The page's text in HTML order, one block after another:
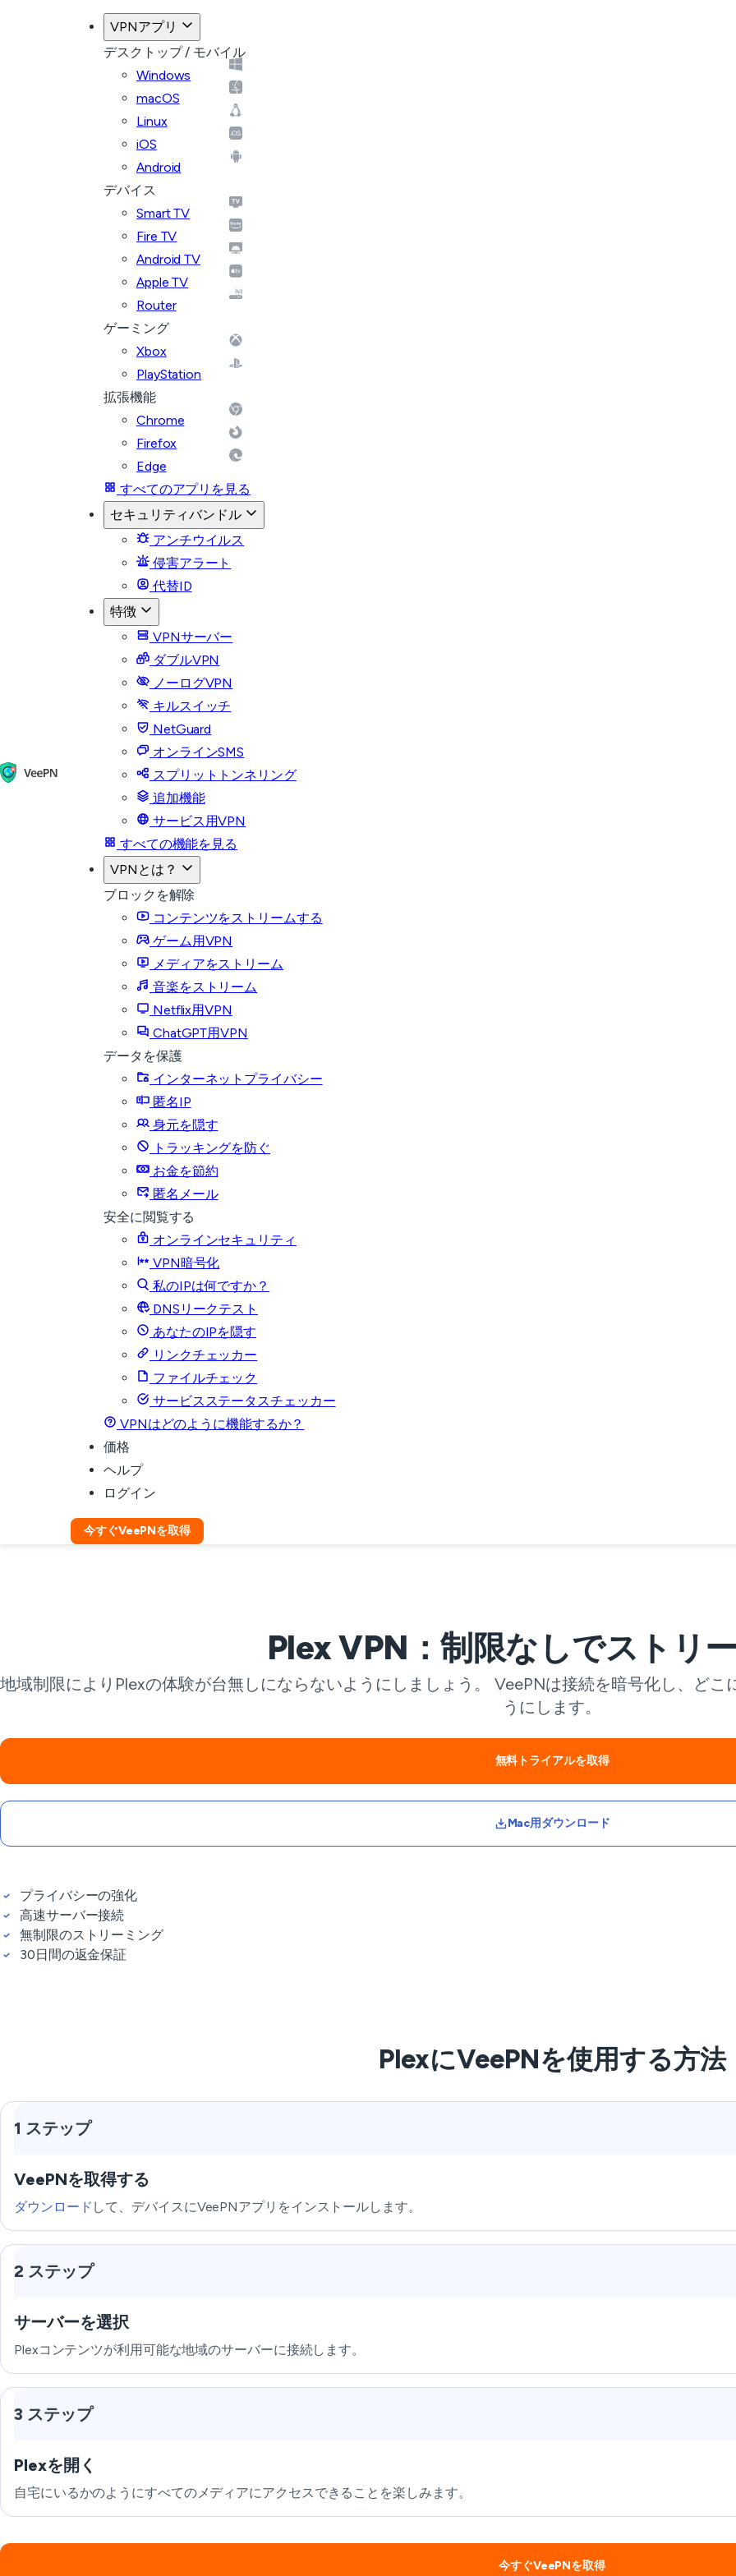
VPNアプリ
デスクトップ / モバイル
Windows
macOS
Linux
iOS
Android
デバイス
Smart TV
Fire TV
Android TV
Apple TV
Router
ゲーミング
Xbox
PlayStation
拡張機能
Chrome
Firefox
Edge
すべてのアプリを見る
セキュリティバンドル
アンチウイルス
侵害アラート
代替ID
特徴
VPNサーバー
ダブルVPN
ノーログVPN
キルスイッチ
NetGuard
オンラインSMS
スプリットトンネリング
追加機能
サービス用VPN
すべての機能を見る
VPNとは？
ブロックを解除
コンテンツをストリームする
ゲーム用VPN
メディアをストリーム
音楽をストリーム
Netflix用VPN
ChatGPT用VPN
データを保護
インターネットプライバシー
匿名IP
身元を隠す
トラッキングを防ぐ
お金を節約
匿名メール
安全に閲覧する
オンラインセキュリティ
VPN暗号化
私のIPは何ですか？
DNSリークテスト
あなたのIPを隠す
リンクチェッカー
ファイルチェック
サービスステータスチェッカー
VPNはどのように機能するか？
価格
ヘルプ
ログイン
今すぐVeePNを取得
Plex VPN：制限なしでストリ
地域制限によりPlexの体験が台無しにならないようにしましょう。 VeePNは接続を暗号化し、ど
うにします。
無料トライアルを取得
Mac用ダウンロード
プライバシーの強化
高速サーバー接続
無制限のストリーミング
30日間の返金保証
PlexにVeePNを使用する方法
1 ステップ
VeePNを取得する
ダウンロード して、デバイスにVeePNアプリをインストールします。
2 ステップ
サーバーを選択
Plexコンテンツが利用可能な地域のサーバーに接続します。
3 ステップ
Plexを開く
自宅にいるかのようにすべてのメディアにアクセスできることを楽しみます。
今すぐVeePNを取得